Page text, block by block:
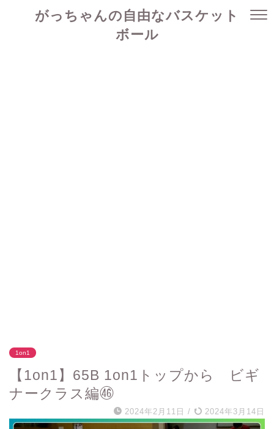
がっちゃんの自由なバスケット
ボール
1on1
【1on1】65B 1on1トップから ビギ
ナークラス編㊻
2024年2月11日 / 2024年3月14日